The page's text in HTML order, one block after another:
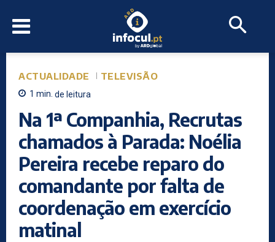
ACTUALIDADE TELEVISÃO
1 min. de leitura
Na 1ª Companhia, Recrutas
chamados à Parada: Noélia
Pereira recebe reparo do
comandante por falta de
coordenação em exercício
matinal